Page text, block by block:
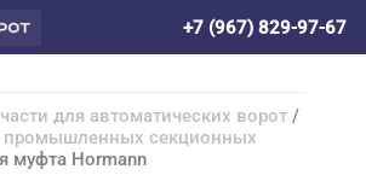
+7 (967) 829-97-67
для автоматических ворот /
промышленных секционных
муфта Hormann